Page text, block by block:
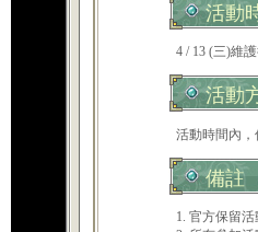
活動
4 / 13 (三)維
活動
活動時間內
備註
1. 官方保留